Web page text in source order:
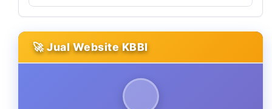
🚀 Jual Website KBBI